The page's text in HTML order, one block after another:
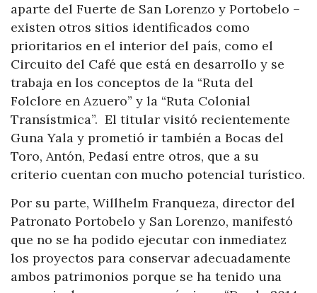
aparte del Fuerte de San Lorenzo y Portobelo –
existen otros sitios identificados como
prioritarios en el interior del país, como el
Circuito del Café que está en desarrollo y se
trabaja en los conceptos de la “Ruta del
Folclore en Azuero” y la “Ruta Colonial
Transístmica”. El titular visitó recientemente
Guna Yala y prometió ir también a Bocas del
Toro, Antón, Pedasí entre otros, que a su
criterio cuentan con mucho potencial turístico.
Por su parte, Willhelm Franqueza, director del
Patronato Portobelo y San Lorenzo, manifestó
que no se ha podido ejecutar con inmediatez
los proyectos para conservar adecuadamente
ambos patrimonios porque se ha tenido una